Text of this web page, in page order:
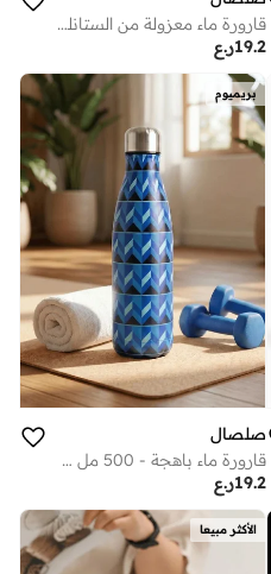
قارورة ماء معزولة من الستانلس ستيل باهجة - 500 مل - متعددة الألوان
ر.ع19.2
بريميوم
صلصال
قارورة ماء باهجة - 500 مل - أزرق
ر.ع19.2
الأكثر مبيعا